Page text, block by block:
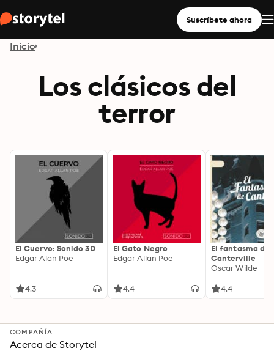
Suscríbete ahora
Inicio
Los clásicos del
terror
El Cuervo: Sonido 3D
Edgar Alan Poe
4.3
El Gato Negro
Edgar Allan Poe
4.4
El fantasma de
Canterville
Oscar Wilde
4.4
COMPAÑÍA
Acerca de Storytel